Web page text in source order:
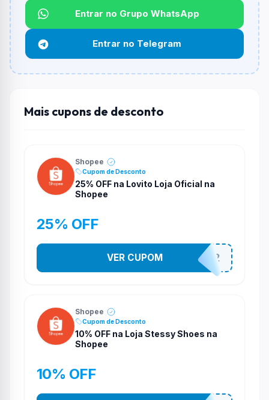
Não informado ou sem limite.
Funciona em qualquer produto?
Não necessariamente. Depende de itens participantes
e alguns vendedores ou produtos especificos podem
não aceitar cupons.
Entrar no Grupo WhatsApp
Entrar no Telegram
Mais cupons de desconto
Shopee
Cupom de Desconto
25% OFF na Lovito Loja Oficial na
Shopee
25% OFF
141525852
VER CUPOM
Shopee
Cupom de Desconto
10% OFF na Loja Stessy Shoes na
Shopee
10% OFF